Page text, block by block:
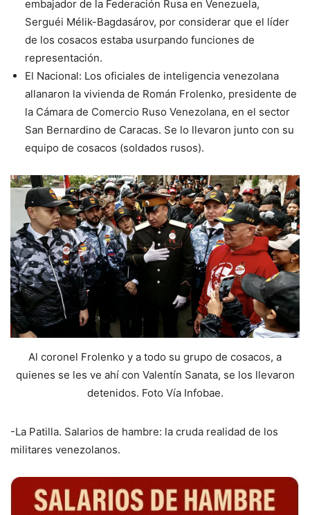
embajador de la Federación Rusa en Venezuela,
Serguéi Mélik-Bagdasárov, por considerar que el líder
de los cosacos estaba usurpando funciones de
representación.
El Nacional: Los oficiales de inteligencia venezolana
allanaron la vivienda de Román Frolenko, presidente de
la Cámara de Comercio Ruso Venezolana, en el sector
San Bernardino de Caracas. Se lo llevaron junto con su
equipo de cosacos (soldados rusos).
Al coronel Frolenko y a todo su grupo de cosacos, a
quienes se les ve ahí con Valentín Sanata, se los llevaron
detenidos. Foto Vía Infobae.
-La Patilla. Salarios de hambre: la cruda realidad de los
militares venezolanos.